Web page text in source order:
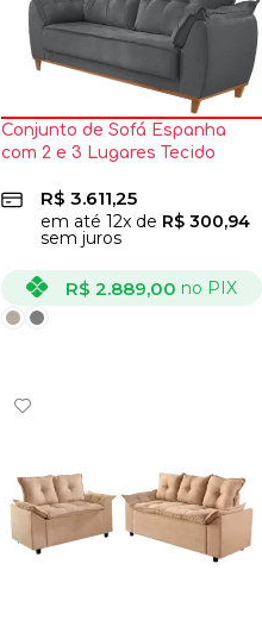
Conjunto de Sofá Espanha
com 2 e 3 Lugares Tecido
R$ 3.611,25
em até 12x de R$ 300,94
sem juros
R$ 2.889,00 no PIX